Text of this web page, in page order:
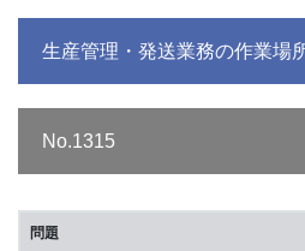
生産管理・発送業務の作業場
No.1315
問題